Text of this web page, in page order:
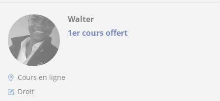
1er cours offert
Walter
Cours en ligne
Droit